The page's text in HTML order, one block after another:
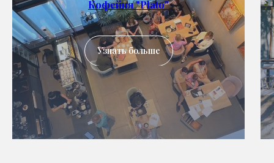
Кофейня "Plato"
Узнать больше